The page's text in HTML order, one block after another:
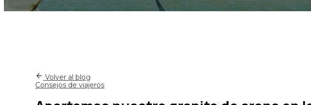
Volver al blog
Consejos de viajeros